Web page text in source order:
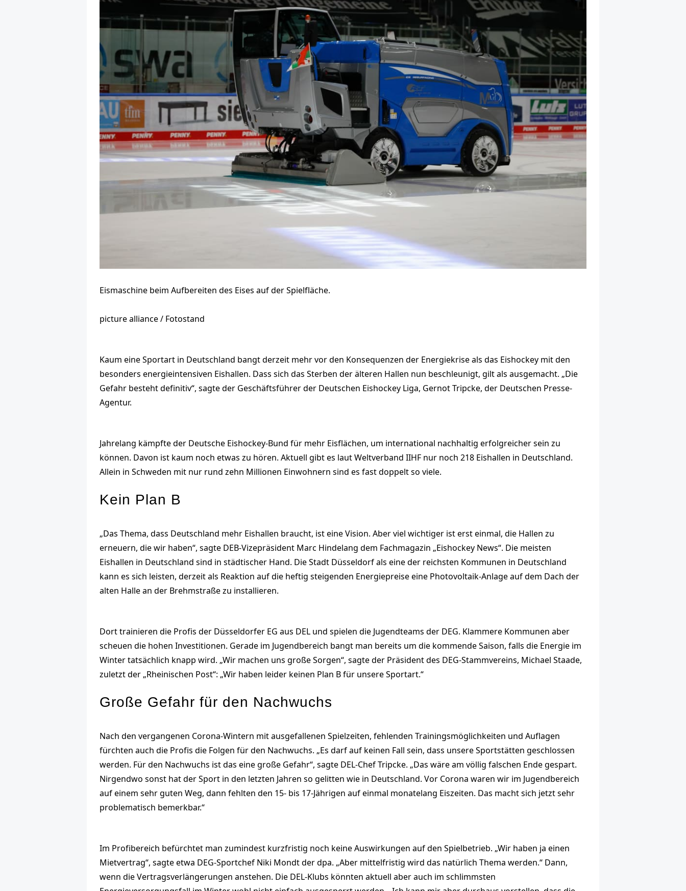
Eismaschine beim Aufbereiten des Eises auf der Spielfläche.
picture alliance / Fotostand
Kaum eine Sportart in Deutschland bangt derzeit mehr vor den Konsequenzen der Energiekrise als das Eishockey mit den
besonders energieintensiven Eishallen. Dass sich das Sterben der älteren Hallen nun beschleunigt, gilt als ausgemacht. „Die
Gefahr besteht definitiv“, sagte der Geschäftsführer der Deutschen Eishockey Liga, Gernot Tripcke, der Deutschen Presse-
Agentur.
Jahrelang kämpfte der Deutsche Eishockey-Bund für mehr Eisflächen, um international nachhaltig erfolgreicher sein zu
können. Davon ist kaum noch etwas zu hören. Aktuell gibt es laut Weltverband IIHF nur noch 218 Eishallen in Deutschland.
Allein in Schweden mit nur rund zehn Millionen Einwohnern sind es fast doppelt so viele.
Kein Plan B
„Das Thema, dass Deutschland mehr Eishallen braucht, ist eine Vision. Aber viel wichtiger ist erst einmal, die Hallen zu
erneuern, die wir haben“, sagte DEB-Vizepräsident Marc Hindelang dem Fachmagazin „Eishockey News“. Die meisten
Eishallen in Deutschland sind in städtischer Hand. Die Stadt Düsseldorf als eine der reichsten Kommunen in Deutschland
kann es sich leisten, derzeit als Reaktion auf die heftig steigenden Energiepreise eine Photovoltaik-Anlage auf dem Dach der
alten Halle an der Brehmstraße zu installieren.
Dort trainieren die Profis der Düsseldorfer EG aus DEL und spielen die Jugendteams der DEG. Klammere Kommunen aber
scheuen die hohen Investitionen. Gerade im Jugendbereich bangt man bereits um die kommende Saison, falls die Energie im
Winter tatsächlich knapp wird. „Wir machen uns große Sorgen“, sagte der Präsident des DEG-Stammvereins, Michael Staade,
zuletzt der „Rheinischen Post“: „Wir haben leider keinen Plan B für unsere Sportart.“
Große Gefahr für den Nachwuchs
Nach den vergangenen Corona-Wintern mit ausgefallenen Spielzeiten, fehlenden Trainingsmöglichkeiten und Auflagen
fürchten auch die Profis die Folgen für den Nachwuchs. „Es darf auf keinen Fall sein, dass unsere Sportstätten geschlossen
werden. Für den Nachwuchs ist das eine große Gefahr“, sagte DEL-Chef Tripcke. „Das wäre am völlig falschen Ende gespart.
Nirgendwo sonst hat der Sport in den letzten Jahren so gelitten wie in Deutschland. Vor Corona waren wir im Jugendbereich
auf einem sehr guten Weg, dann fehlten den 15- bis 17-Jährigen auf einmal monatelang Eiszeiten. Das macht sich jetzt sehr
problematisch bemerkbar.“
Im Profibereich befürchtet man zumindest kurzfristig noch keine Auswirkungen auf den Spielbetrieb. „Wir haben ja einen
Mietvertrag“, sagte etwa DEG-Sportchef Niki Mondt der dpa. „Aber mittelfristig wird das natürlich Thema werden.“ Dann,
wenn die Vertragsverlängerungen anstehen. Die DEL-Klubs könnten aktuell aber auch im schlimmsten